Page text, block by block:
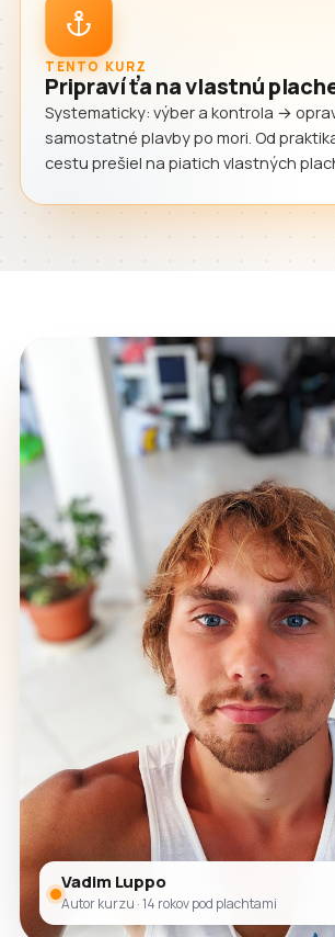
TENTO KURZ
Pripraví ťa na vlastnú
Systematicky: výber a kontrola →
samostatné plavby po mori. Od
cestu prešiel na piatich vlastných
Vadim Luppo
Autor kurzu · 14 rokov pod plachtami